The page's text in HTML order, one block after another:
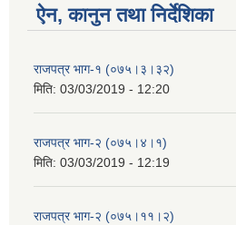
ऐन, कानुन तथा निर्देशिका
राजपत्र भाग-१ (०७५।३।३२)
मिति: 03/03/2019 - 12:20
राजपत्र भाग-२ (०७५।४।१)
मिति: 03/03/2019 - 12:19
राजपत्र भाग-२ (०७५।११।२)